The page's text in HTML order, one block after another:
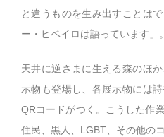
と違うものを生み出すことは
ー・ヒベイロは語っています」。
天井に逆さまに生える森のほ
示物も登場し、各展示物には
QRコードがつく。こうした作
住民、黒人、LGBT、その他の